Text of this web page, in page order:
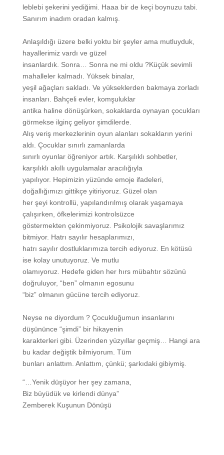
leblebi şekerini yediğimi. Haaa bir de keçi boynuzu tabi.
Sanırım inadım oradan kalmış.
Anlaşıldığı üzere belki yoktu bir şeyler ama mutluyduk,
hayallerimiz vardı ve güzel
insanlardık. Sonra… Sonra ne mi oldu ?Küçük sevimli
mahalleler kalmadı. Yüksek binalar,
yeşil ağaçları sakladı. Ve yükseklerden bakmaya zorladı
insanları. Bahçeli evler, komşuluklar
antika haline dönüşürken, sokaklarda oynayan çocukları
görmekse ilginç geliyor şimdilerde.
Alış veriş merkezlerinin oyun alanları sokakların yerini
aldı. Çocuklar sınırlı zamanlarda
sınırlı oyunlar öğreniyor artık. Karşılıklı sohbetler,
karşılıklı akıllı uygulamalar aracılığıyla
yapılıyor. Hepimizin yüzünde emoje ifadeleri,
doğallığımızı gittikçe yitiriyoruz. Güzel olan
her şeyi kontrollü, yapılandırılmış olarak yaşamaya
çalışırken, öfkelerimizi kontrolsüzce
göstermekten çekinmiyoruz. Psikolojik savaşlarımız
bitmiyor. Hatrı sayılır hesaplarımızı,
hatrı sayılır dostluklarımıza tercih ediyoruz. En kötüsü
ise kolay unutuyoruz. Ve mutlu
olamıyoruz. Hedefe giden her hırs mübahtır sözünü
doğruluyor, “ben” olmanın egosunu
“biz” olmanın gücüne tercih ediyoruz.
Neyse ne diyordum ? Çocukluğumun insanlarını
düşününce “şimdi” bir hikayenin
karakterleri gibi. Üzerinden yüzyıllar geçmiş… Hangi ara
bu kadar değiştik bilmiyorum. Tüm
bunları anlattım. Anlattım, çünkü; şarkıdaki gibiymiş.
“…Yenik düşüyor her şey zamana,
Biz büyüdük ve kirlendi dünya”
Zemberek Kuşunun Dönüşü